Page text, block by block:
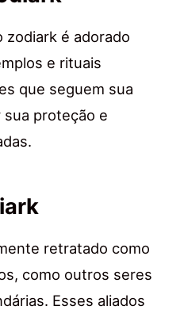
zodiark é adorado
e rituais
que seguem sua
proteção e
retratado como
como outros seres
Esses aliados